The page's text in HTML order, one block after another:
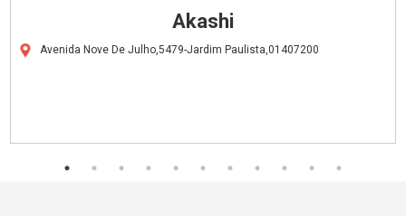
Akashi
Avenida Nove De Julho,5479-Jardim Paulista,01407200